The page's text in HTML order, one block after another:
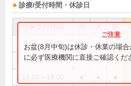
診療/受付時間・休診日
9:00～11:30 ● ● ●
9:00～12:30
お盆(8月中旬)は休診・休業の場
に必ず医療機関に直接ご確認くだ